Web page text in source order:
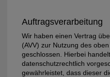
Auftragsverarbeitung
Wir haben einen Vertrag
(AVV) zur Nutzung des
geschlossen. Hierbei
datenschutzrechtlich
gewährleistet, dass dieser